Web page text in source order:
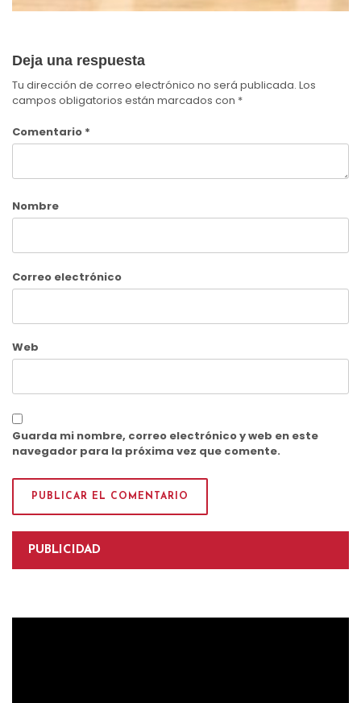
Deja una respuesta
Tu dirección de correo electrónico no será publicada. Los
campos obligatorios están marcados con *
Comentario *
Nombre
Correo electrónico
Web
Guarda mi nombre, correo electrónico y web en este
navegador para la próxima vez que comente.
PUBLICIDAD